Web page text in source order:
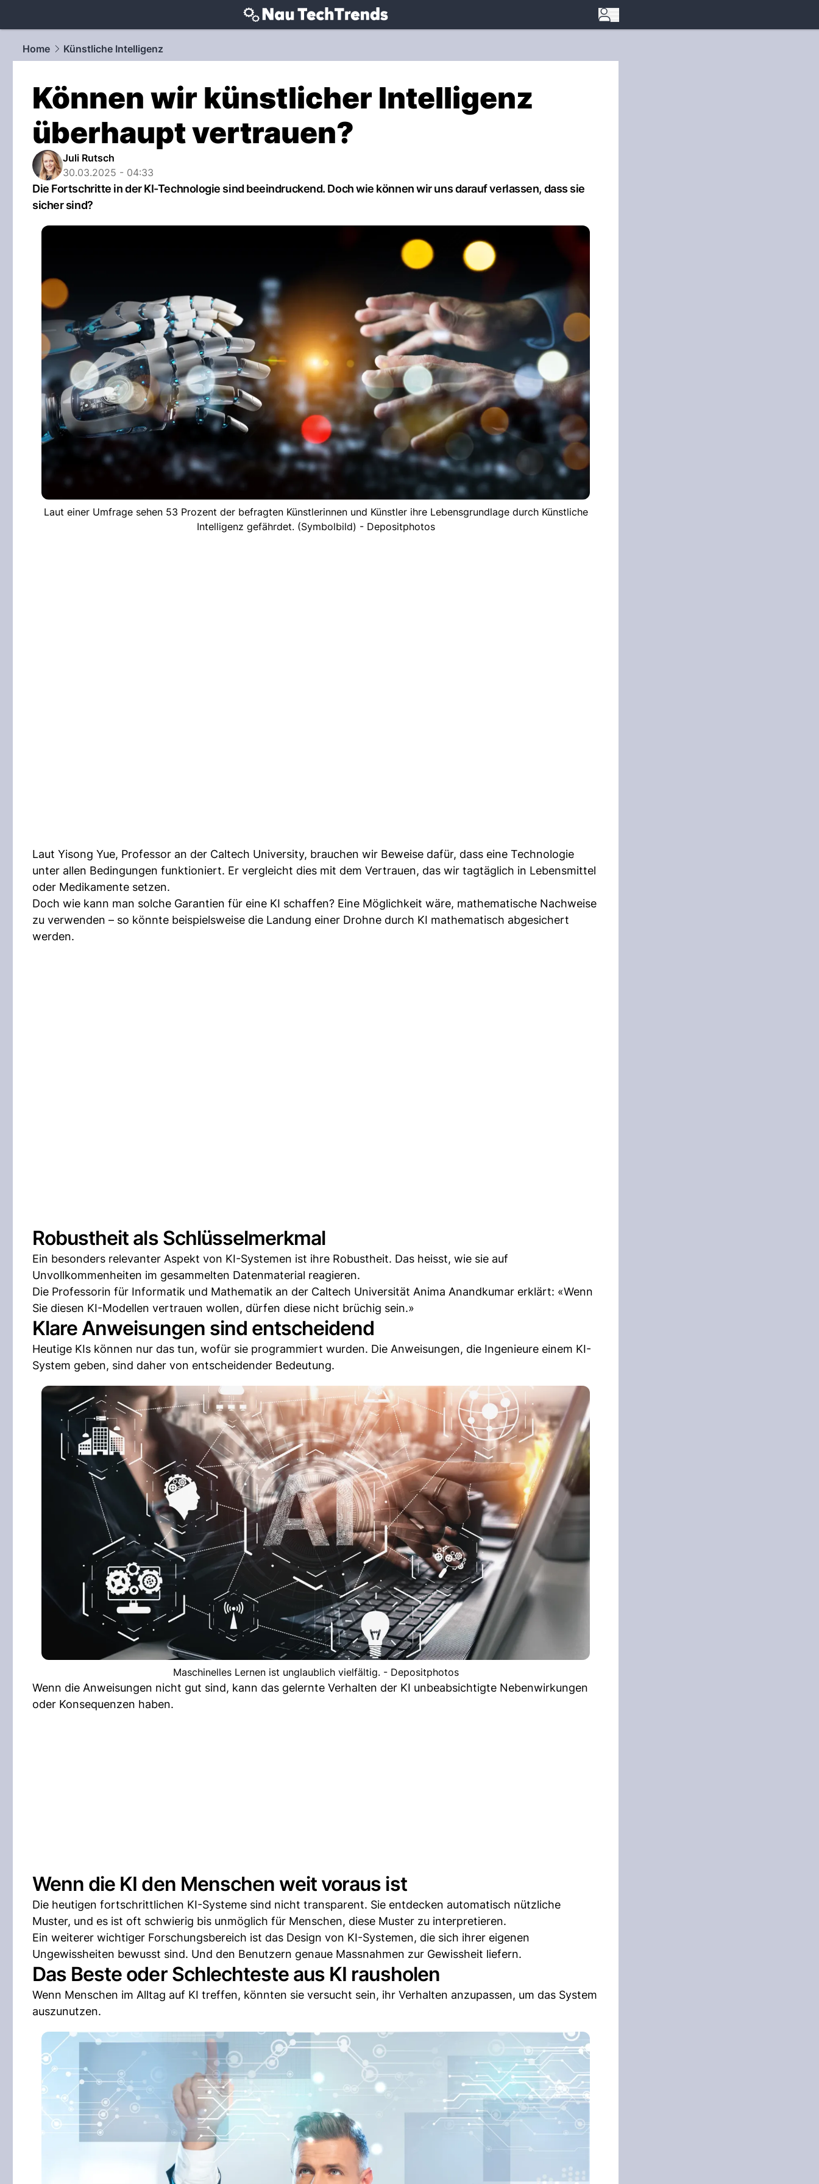
techtrends.NAU.ch
Home
Künstliche Intelligenz
Können wir künstlicher Intelligenz
überhaupt vertrauen?
Juli Rutsch
30.03.2025 - 04:33
Die Fortschritte in der KI-Technologie sind beeindruckend. Doch wie können wir uns darauf verlassen, dass sie
sicher sind?
Laut einer Umfrage sehen 53 Prozent der befragten Künstlerinnen und Künstler ihre Lebensgrundlage durch Künstliche
Intelligenz gefährdet. (Symbolbild) - Depositphotos
Laut Yisong Yue, Professor an der Caltech University, brauchen wir Beweise dafür, dass eine Technologie
unter allen Bedingungen funktioniert. Er vergleicht dies mit dem Vertrauen, das wir tagtäglich in Lebensmittel
oder Medikamente setzen.
Doch wie kann man solche Garantien für eine KI schaffen? Eine Möglichkeit wäre, mathematische Nachweise
zu verwenden – so könnte beispielsweise die Landung einer Drohne durch KI mathematisch abgesichert
werden.
Robustheit als Schlüsselmerkmal
Ein besonders relevanter Aspekt von KI-Systemen ist ihre Robustheit. Das heisst, wie sie auf
Unvollkommenheiten im gesammelten Datenmaterial reagieren.
Die Professorin für Informatik und Mathematik an der Caltech Universität Anima Anandkumar erklärt: «Wenn
Sie diesen KI-Modellen vertrauen wollen, dürfen diese nicht brüchig sein.»
Klare Anweisungen sind entscheidend
Heutige KIs können nur das tun, wofür sie programmiert wurden. Die Anweisungen, die Ingenieure einem KI-
System geben, sind daher von entscheidender Bedeutung.
Maschinelles Lernen ist unglaublich vielfältig. - Depositphotos
Wenn die Anweisungen nicht gut sind, kann das gelernte Verhalten der KI unbeabsichtigte Nebenwirkungen
oder Konsequenzen haben.
Wenn die KI den Menschen weit voraus ist
Die heutigen fortschrittlichen KI-Systeme sind nicht transparent. Sie entdecken automatisch nützliche
Muster, und es ist oft schwierig bis unmöglich für Menschen, diese Muster zu interpretieren.
Ein weiterer wichtiger Forschungsbereich ist das Design von KI-Systemen, die sich ihrer eigenen
Ungewissheiten bewusst sind. Und den Benutzern genaue Massnahmen zur Gewissheit liefern.
Das Beste oder Schlechteste aus KI rausholen
Wenn Menschen im Alltag auf KI treffen, könnten sie versucht sein, ihr Verhalten anzupassen, um das System
auszunutzen.